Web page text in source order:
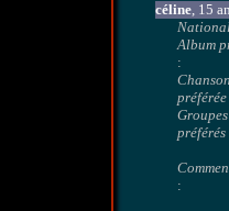
céline, 15
Album
:
Chanson
préférée
Groupes
préférés
: